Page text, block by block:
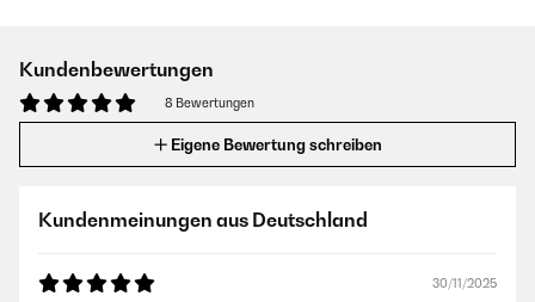
Kundenbewertungen
8 Bewertungen
Eigene Bewertung schreiben
Kundenmeinungen aus Deutschland
30/11/2025